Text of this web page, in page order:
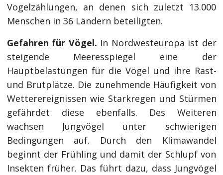
Vogelzählungen, an denen sich zuletzt 13.000
Menschen in 36 Ländern beteiligten.
Gefahren für Vögel. In Nordwesteuropa ist der
steigende Meeresspiegel eine der
Hauptbelastungen für die Vögel und ihre Rast-
und Brutplätze. Die zunehmende Häufigkeit von
Wetterereignissen wie Starkregen und Stürmen
gefährdet diese ebenfalls. Des Weiteren
wachsen Jungvögel unter schwierigen
Bedingungen auf. Durch den Klimawandel
beginnt der Frühling und damit der Schlupf von
Insekten früher. Das führt dazu, dass Jungvögel